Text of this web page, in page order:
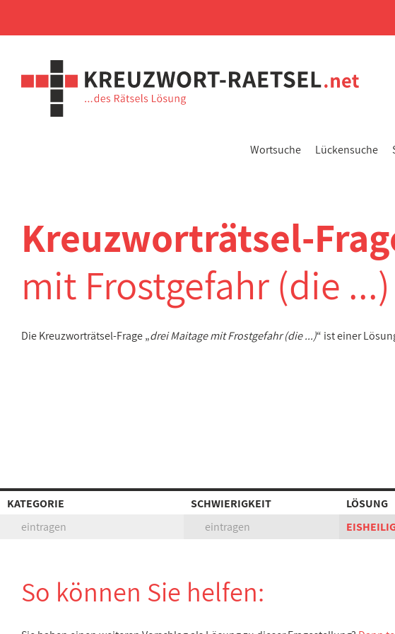
Wortsuche Lückensuche
Kreuzworträtsel-
mit Frostgefahr (die ...)
Die Kreuzworträtsel-Frage „drei Maitage mit Frostgefahr (die ...)“ ist einer
KATEGORIE SCHWIERIGKEIT LÖSUNG
eintragen
eintragen
So können Sie helfen: